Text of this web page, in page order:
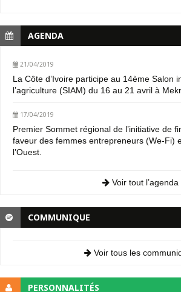
AGENDA
21/04/2019
La Côte d’Ivoire participe au 14ème Salon
l’agriculture (SIAM) du 16 au 21 avril à
17/04/2019
Premier Sommet régional de l’initiative de
faveur des femmes entrepreneurs (We-Fi)
l’Ouest.
Voir tout l’agenda
COMMUNIQUE
Voir tous les
PERSONNALITÉS